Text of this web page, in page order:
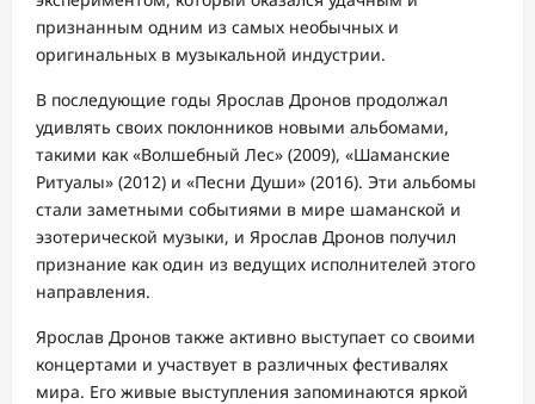
признанным одним из самых необычных и
оригинальных в музыкальной индустрии.
В последующие годы Ярослав Дронов продолжал
удивлять своих поклонников новыми альбомами,
такими как «Волшебный Лес» (2009), «Шаманские
Ритуалы» (2012) и «Песни Души» (2016). Эти альбомы
стали заметными событиями в мире шаманской и
эзотерической музыки, и Ярослав Дронов получил
признание как один из ведущих исполнителей этого
направления.
Ярослав Дронов также активно выступает со своими
концертами и участвует в различных фестивалях
мира. Его живые выступления запоминаются яркой